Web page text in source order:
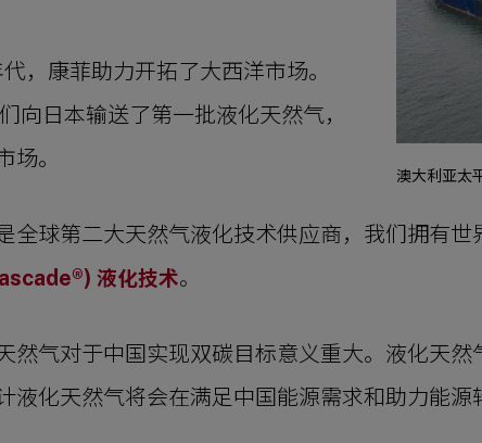
澳大利亚太
，康菲助力开拓了大西洋市场。
向日本输送了第一批液化天然气，
场。
全球第二大天然气液化技术供应商，我们拥有
液化技术。
然气对于中国实现双碳目标意义重大。液化天
液化天然气将会在满足中国能源需求和助力能源